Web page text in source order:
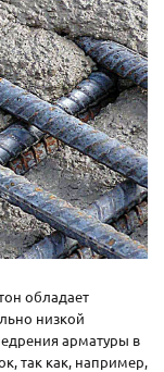
обладает
низкой
арматуры в
так как, например,